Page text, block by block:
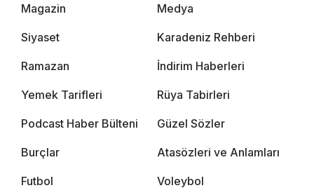
Magazin Medya
Siyaset Karadeniz Rehberi
Ramazan İndirim Haberleri
Yemek Tarifleri Rüya Tabirleri
Podcast Haber Bülteni Güzel Sözler
Burçlar Atasözleri ve Anlamları
Futbol Voleybol